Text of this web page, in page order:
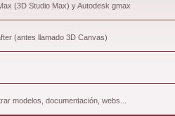
(3D Studio Max) y Autodesk gmax
(antes llamado 3D Canvas)
modelos, documentación, webs...